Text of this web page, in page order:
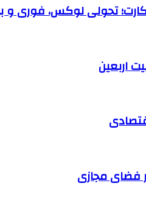
تحولی لوکس، فوری
فضای مجازی